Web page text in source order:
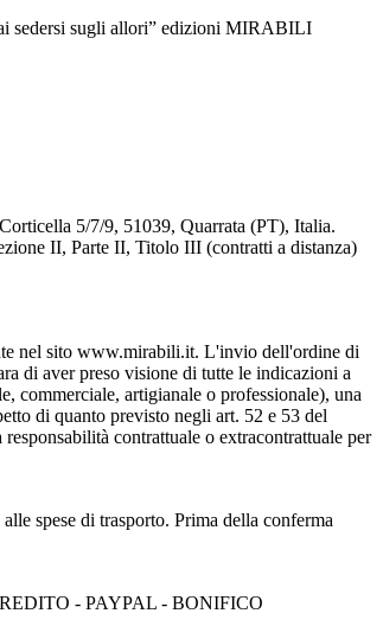
sedersi sugli allori” edizioni MIRABILI
5/7/9, 51039, Quarrata (PT), Italia.
II, Parte II, Titolo III (contratti a distanza)
nel sito www.mirabili.it. L'invio dell'ordine di
di aver preso visione di tutte le indicazioni a
commerciale, artigianale o professionale), una
di quanto previsto negli art. 52 e 53 del
contrattuale o extracontrattuale per
spese di trasporto. Prima della conferma
- PAYPAL - BONIFICO